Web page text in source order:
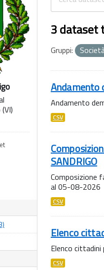
3 dataset
Gruppi:
Andamento
Andamento
CSV
SANDRIGO
Composizione
al 05-08-2026
CSV
Elenco
Elenco
CSV